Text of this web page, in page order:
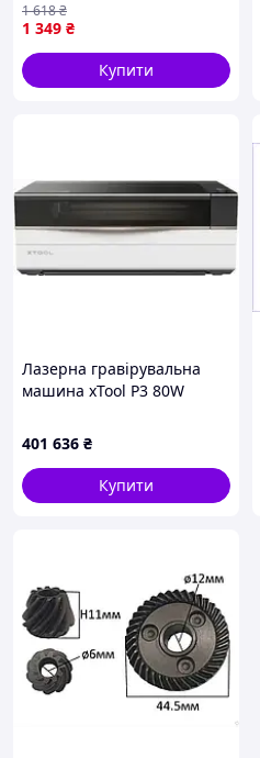
кругами) полірувальник
для автомобіля
1 349 ₴
1 618₴
Купити
Лазерна гравірувальна
машина xTool P3 80W
401 636 ₴
Купити